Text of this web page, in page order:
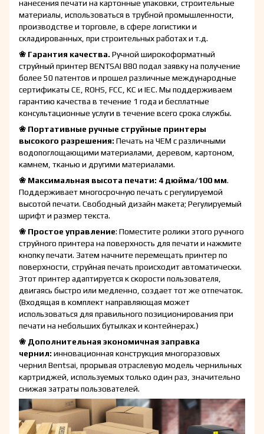
нанесения печати на картонные упаковки, строительные
материалы, использоваться в трубной промышленности,
производстве и торговле, в сфере логистики и
складированных, при строительных работах и т.д.
❀ Гарантия качества. Ручной широкоформатный
струйный принтер BENTSAI B80 подал заявку на получение
более 50 патентов и прошел различные международные
сертификаты CE, ROHS, FCC, KC и IEC. Мы поддерживаем
гарантию качества в течение 1 года и бесплатные
консультационные услуги в течение всего срока службы.
❀ Портативные ручные струйные принтеры
высокого разрешения: Печать на ЧЕМ с различными
водопоглощающими материалами, деревом, картоном,
камнем, тканью и другими материалами.
❀ Максимальная высота печати: 4 дюйма/100 мм.
Поддерживает многосрочную печать с регулируемой
высотой печати. Свободный дизайн макета; Регулируемый
шрифт и размер текста.
❀ Простое управление: Поместите ролики этого ручного
струйного принтера на поверхность для печати и нажмите
кнопку печати. Затем начните перемещать принтер по
поверхности, струйная печать происходит автоматически.
Этот принтер адаптируется к скорости пользователя,
двигаясь быстро или медленно, создает тот же отпечаток.
(Входящая в комплект направляющая может
использоваться для правильного позиционирования при
печати на небольших бутылках и контейнерах.)
❀ Дополнительная экономичная заправка
чернил: инновационная конструкция многоразовых
чернил Bentsai, прорывая отраслевую модель чернильных
картриджей, используемых только один раз, значительно
снижая затраты пользователей.